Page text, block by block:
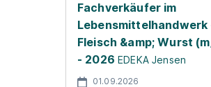
Fachverkäufer im
Lebensmittelhandwerk
Fleisch &amp; Wurst
- 2026 EDEKA Jensen
01.09.2026